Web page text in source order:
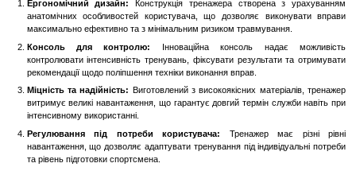
Опис
Професійний тренажер для преса Technogym
(Selection 900) з Консоллю: Ідеальний вибір для
розвитку м'язів преса
Наша компанія Proffitness пропонує тільки найкраще обладнання
спортзалів, і одним з таких є тренажер для преса Technogym
(Selection 900) з консоллю. Цей високотехнологічний тренажер
того, щоб забезпечити максимально ефективні та безпечні